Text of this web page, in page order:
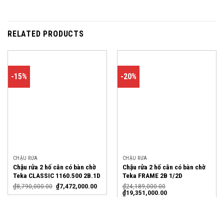
RELATED PRODUCTS
-15%
CHẬU RỬA
Chậu rửa 2 hố cân có bàn chờ
Teka CLASSIC 1160.500 2B.1D
₫8,790,000.00 ₫7,472,000.00
-20%
CHẬU RỬA
Chậu rửa 2 hố cân có bàn chờ
Teka FRAME 2B 1/2D
₫24,189,000.00
₫19,351,000.00